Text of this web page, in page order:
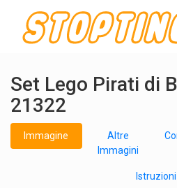
Set Lego Pirati di
21322
Immagine
Altre
Immagini
Istruzioni